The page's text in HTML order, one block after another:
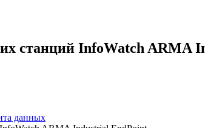
станций InfoWatch ARMA
данных